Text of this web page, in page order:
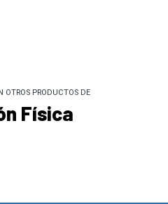
OTROS PRODUCTOS DE
Física